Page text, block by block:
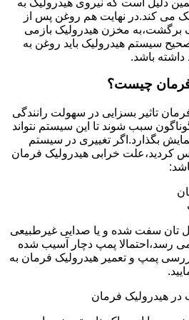
می کند.در نهایت هم روغن پس از
برگشت،به مخزن هیدرولیک بازمی
سیستم هیدرولیک باید روغن به
باشد.
چیست؟
تاثیر بسزایی در سهولت رانندگی
سبب شوند تا این سیستم نتواند
بگذارد.اگر تغییری در سیستم
کردید،علت خرابی هیدرولیک فرمان
تان سفت شده و یا صدایی غیرطبیعی
رسد،احتمالا پمپ دچار آسیب شده
پمپ و تعمیر هیدرولیک فرمان به
در هیدرولیک فرمان